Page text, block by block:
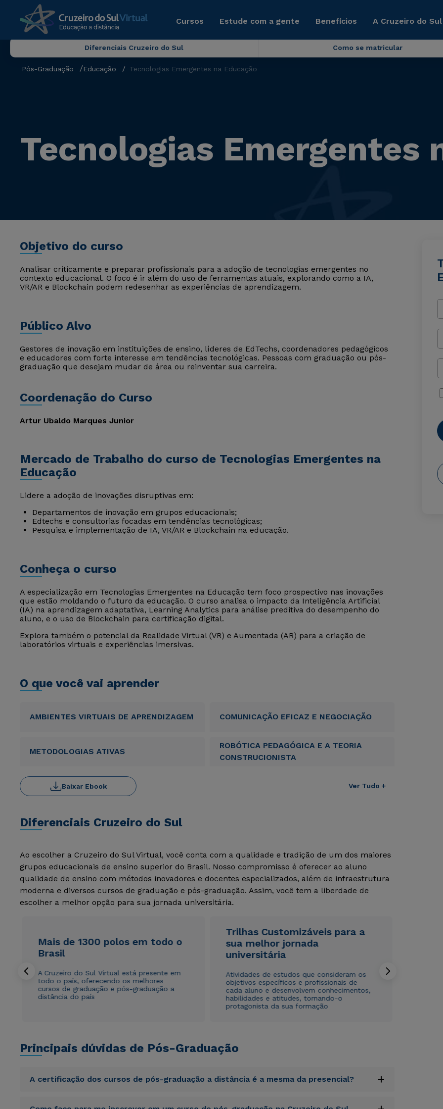
Cursos Estude com a gente Benefícios A Cruzeiro do
Diferenciais Cruzeiro do Sul Como se matricular
Pós-Graduação Educação Tecnologias Emergentes na Educação
Tecnologias Emergentes
Objetivo do curso
Analisar criticamente e preparar profissionais para a adoção de tecnologias emergentes no
contexto educacional. O foco é ir além do uso de ferramentas atuais, explorando como a IA,
VR/AR e Blockchain podem redesenhar as experiências de aprendizagem.
Público Alvo
Gestores de inovação em instituições de ensino, líderes de EdTechs, coordenadores pedagógicos
e educadores com forte interesse em tendências tecnológicas. Pessoas com graduação ou pós-
graduação que desejam mudar de área ou reinventar sua carreira.
Coordenação do Curso
Artur Ubaldo Marques Junior
Mercado de Trabalho do curso de Tecnologias Emergentes na
Educação
Lidere a adoção de inovações disruptivas em:
Departamentos de inovação em grupos educacionais;
Edtechs e consultorias focadas em tendências tecnológicas;
Pesquisa e implementação de IA, VR/AR e Blockchain na educação.
Conheça o curso
A especialização em Tecnologias Emergentes na Educação tem foco prospectivo nas inovações
que estão moldando o futuro da educação. O curso analisa o impacto da Inteligência Artificial
(IA) na aprendizagem adaptativa, Learning Analytics para análise preditiva do desempenho do
aluno, e o uso de Blockchain para certificação digital.
Explora também o potencial da Realidade Virtual (VR) e Aumentada (AR) para a criação de
laboratórios virtuais e experiências imersivas.
O que você vai aprender
AMBIENTES VIRTUAIS DE APRENDIZAGEM COMUNICAÇÃO EFICAZ E NEGOCIAÇÃO
METODOLOGIAS ATIVAS
ROBÓTICA PEDAGÓGICA E A TEORIA
CONSTRUCIONISTA
Ver Tudo +
Baixar Ebook
Diferenciais Cruzeiro do Sul
Ao escolher a Cruzeiro do Sul Virtual, você conta com a qualidade e tradição de um dos maiores
grupos educacionais de ensino superior do Brasil. Nosso compromisso é oferecer ao aluno
qualidade de ensino com métodos inovadores e docentes especializados, além de infraestrutura
moderna e diversos cursos de graduação e pós-graduação. Assim, você tem a liberdade de
escolher a melhor opção para sua jornada universitária.
Mais de 1300 polos em todo o
Brasil
A Cruzeiro do Sul Virtual está presente em
todo o país, oferecendo os melhores
cursos de graduação e pós-graduação a
distância do país
Trilhas Customizáveis para a
sua melhor jornada
universitária
Atividades de estudos que consideram os
objetivos específicos e profissionais de
cada aluno e desenvolvem conhecimentos,
habilidades e atitudes, tornando-o
protagonista da sua formação
Principais dúvidas de Pós-Graduação
A certificação dos cursos de pós-graduação a distância é a mesma da presencial? +
WhatsApp
ou
envio de conteúdos da Cruzeiro do Sul.
WhatsApp
ou
envio de conteúdos da Cruzeiro do Sul.